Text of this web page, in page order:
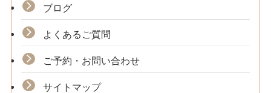
ブログ
よくあるご質問
ご予約・お問い合わせ
サイトマップ